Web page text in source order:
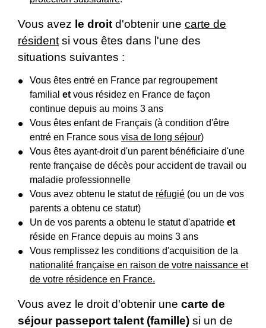
Vous avez le droit d'obtenir une carte de
résident si vous êtes dans l'une des
situations suivantes :
Vous êtes entré en France par regroupement
familial et vous résidez en France de façon
continue depuis au moins 3 ans
Vous êtes enfant de Français (à condition d'être
entré en France sous visa de long séjour)
Vous êtes ayant-droit d'un parent bénéficiaire d'une
rente française de décès pour accident de travail ou
maladie professionnelle
Vous avez obtenu le statut de réfugié (ou un de vos
parents a obtenu ce statut)
Un de vos parents a obtenu le statut d'apatride et
réside en France depuis au moins 3 ans
Vous remplissez les conditions d'acquisition de la
nationalité française en raison de votre naissance et
de votre résidence en France.
Vous avez le droit d'obtenir une carte de
séjour passeport talent (famille) si un de